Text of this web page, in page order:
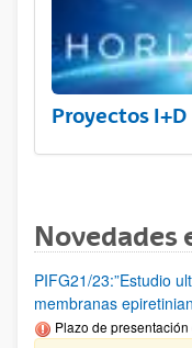
Proyectos
Novedades
PIFG21/23:”Estudio
membranas
Plazo de